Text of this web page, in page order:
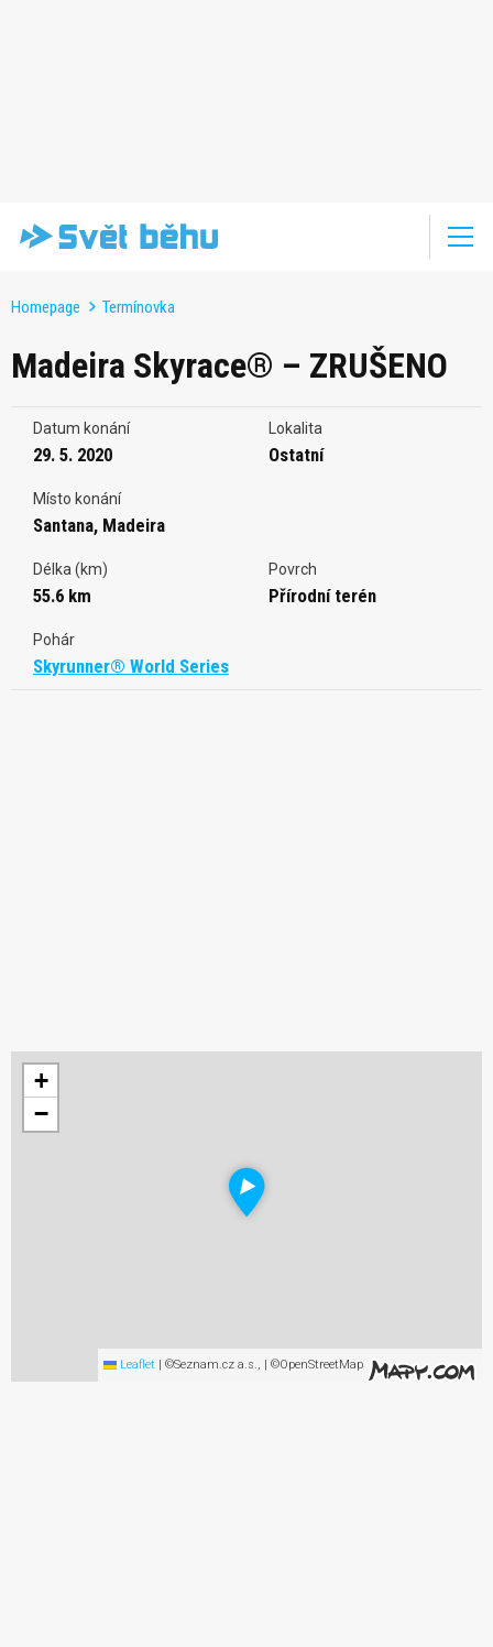
Homepage Termínovka
Madeira Skyrace® – ZRUŠENO
Datum konání
29. 5. 2020
Lokalita
Ostatní
Místo konání
Santana, Madeira
Délka (km)
55.6 km
Povrch
Přírodní terén
Pohár
Skyrunner® World Series
+
−
Leaflet | ©Seznam.cz a.s., | ©OpenStreetMap